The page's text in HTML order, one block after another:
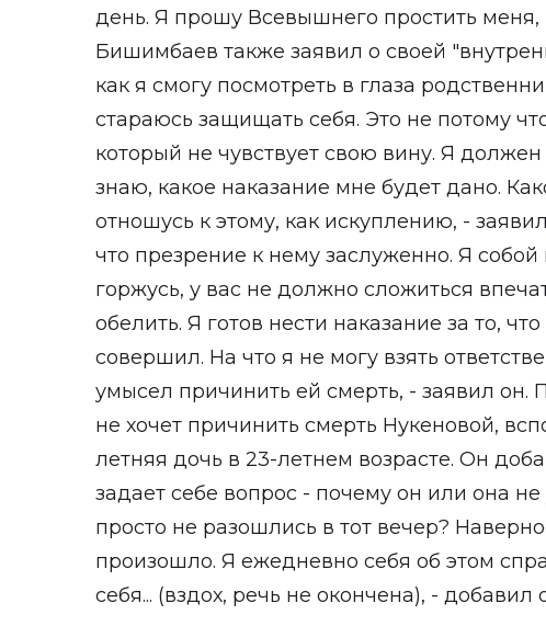
день. Я прошу Всевышнего простить меня,
Бишимбаев также заявил о своей
как я смогу посмотреть в глаза
стараюсь защищать себя. Это не потому
который не чувствует свою вину. Я
знаю, какое наказание мне будет дано.
отношусь к этому, как искуплению, -
что презрение к нему заслуженно. Я
горжусь, у вас не должно сложиться
обелить. Я готов нести наказание за то,
совершил. На что я не могу взять
умысел причинить ей смерть, - заявил
не хочет причинить смерть Нукеновой,
летняя дочь в 23-летнем возрасте. Он
задает себе вопрос - почему он или она
просто не разошлись в тот вечер?
произошло. Я ежедневно себя об этом
себя... (вздох, речь не окончена), - добавил